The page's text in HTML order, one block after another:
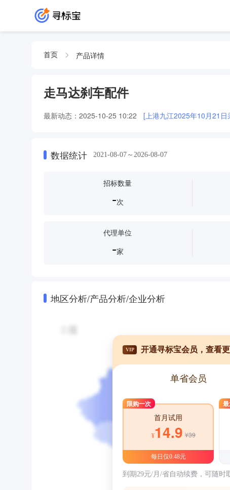
首页 产品详情
走马达刹车配件
最新动态： 2025-10-25 10:22 [上港九江2025年10月21
数据统计 2021-08-07～2026-08-07
招标数量
-次
代理单位
-家
地区分析/产品分析/企业分析
VIP 开通寻标宝会员，查看
单省会员
限购一次
首月试用
¥14.9 ¥39
每日仅0.48元
到期29元/月/省自动续费，可随时